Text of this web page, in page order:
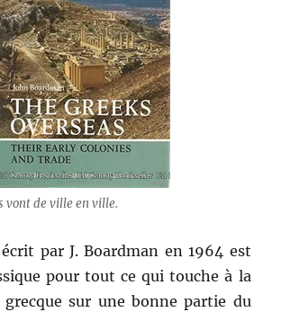
vont de ville en ville.
par J. Boardman en 1964 est
pour tout ce qui touche à la
sur une bonne partie du